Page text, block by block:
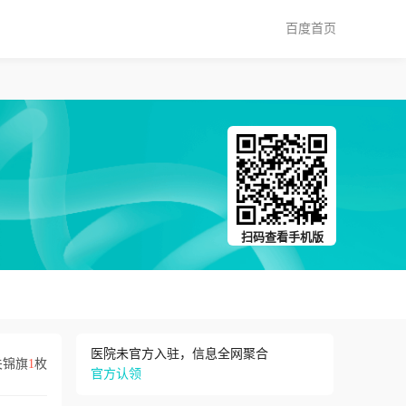
百度首页
扫码查看手机版
锦旗1枚
医院未官方入驻，信息全网聚合
官方认领